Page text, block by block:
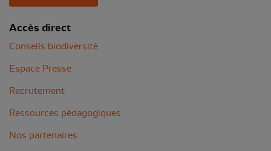
Accès direct
Conseils biodiversité
Espace Presse
Recrutement
Ressources pédagogiques
Nos partenaires